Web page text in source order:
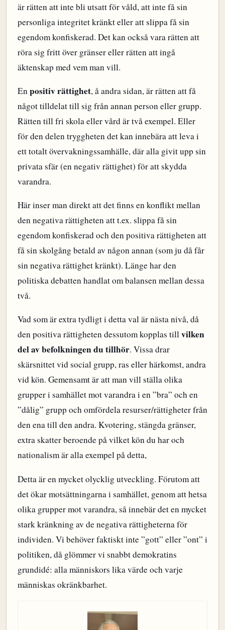
är rätten att inte bli utsatt för våld, att inte få sin
personliga integritet kränkt eller att slippa få sin
egendom konfiskerad. Det kan också vara rätten att
röra sig fritt över gränser eller rätten att ingå
äktenskap med vem man vill.
Enpositiv rättighet, å andra sidan, är rätten att få
något tilldelat till sig från annan person eller grupp.
Rätten till fri skola eller vård är två exempel. Eller
för den delen tryggheten det kan innebära att leva i
ett totalt övervakningssamhälle, där alla givit upp sin
privata sfär (en negativ rättighet) för att skydda
varandra.
Här inser man direkt att det finns en konflikt mellan
den negativa rättigheten att t.ex. slippa få sin
egendom konfiskerad och den positiva rättigheten att
få sin skolgång betald av någon annan (som ju då får
sin negativa rättighet kränkt). Länge har den
politiska debatten handlat om balansen mellan dessa
två.
Vad som är extra tydligt i detta val är nästa nivå, då
den positiva rättigheten dessutom kopplas tillvilken
del av befolkningen du tillhör. Vissa drar
skärsnittet vid social grupp, ras eller härkomst, andra
vid kön. Gemensamt är att man vill ställa olika
grupper i samhället mot varandra i en ”bra” och en
”dålig” grupp och omfördela resurser/rättigheter från
den ena till den andra. Kvotering, stängda gränser,
extra skatter beroende på vilket kön du har och
nationalism är alla exempel på detta,
Detta är en mycket olycklig utveckling. Förutom att
det ökar motsättningarna i samhället, genom att hetsa
olika grupper mot varandra, så innebär det en mycket
stark kränkning av de negativa rättigheterna för
individen. Vi behöver faktiskt inte ”gott” eller ”ont” i
politiken, då glömmer vi snabbt demokratins
grundidé: alla människors lika värde och varje
människas okränkbarhet.